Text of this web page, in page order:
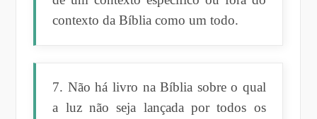
contexto da Bíblia como um todo.
7. Não há livro na Bíblia sobre o qual
a luz não seja lançada por todos os